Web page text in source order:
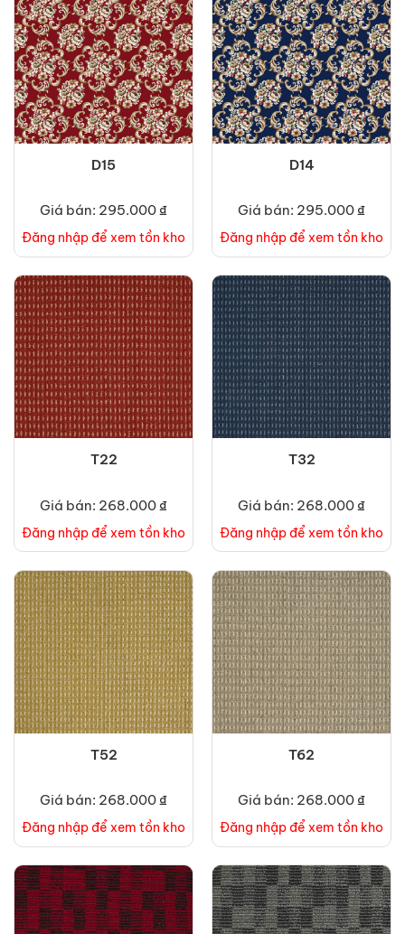
D15
Giá bán: 295.000 ₫
Đăng nhập để xem tồn kho
D14
Giá bán: 295.000 ₫
Đăng nhập để xem tồn kho
T22
Giá bán: 268.000 ₫
Đăng nhập để xem tồn kho
T32
Giá bán: 268.000 ₫
Đăng nhập để xem tồn kho
T52
Giá bán: 268.000 ₫
Đăng nhập để xem tồn kho
T62
Giá bán: 268.000 ₫
Đăng nhập để xem tồn kho